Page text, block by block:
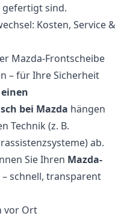
sind.
Kosten, Service &
Mazda-Frontscheibe
– für Ihre Sicherheit
bei Mazda hängen
Technik (z. B.
ab.
Sie Ihren Mazda-
– schnell, transparent
vor Ort